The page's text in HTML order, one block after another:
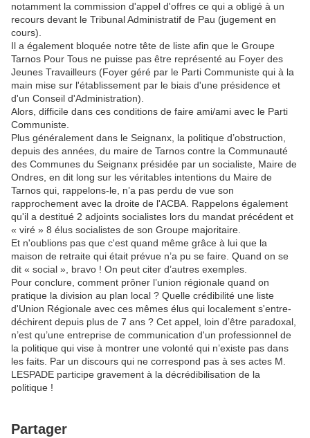
notamment la commission d'appel d'offres ce qui a obligé à un
recours devant le Tribunal Administratif de Pau (jugement en
cours).
Il a également bloquée notre tête de liste afin que le Groupe
Tarnos Pour Tous ne puisse pas être représenté au Foyer des
Jeunes Travailleurs (Foyer géré par le Parti Communiste qui à la
main mise sur l'établissement par le biais d'une présidence et
d'un Conseil d'Administration).
Alors, difficile dans ces conditions de faire ami/ami avec le Parti
Communiste.
Plus généralement dans le Seignanx, la politique d’obstruction,
depuis des années, du maire de Tarnos contre la Communauté
des Communes du Seignanx présidée par un socialiste, Maire de
Ondres, en dit long sur les véritables intentions du Maire de
Tarnos qui, rappelons-le, n’a pas perdu de vue son
rapprochement avec la droite de l'ACBA. Rappelons également
qu'il a destitué 2 adjoints socialistes lors du mandat précédent et
« viré » 8 élus socialistes de son Groupe majoritaire.
Et n'oublions pas que c'est quand même grâce à lui que la
maison de retraite qui était prévue n’a pu se faire. Quand on se
dit « social », bravo ! On peut citer d’autres exemples.
Pour conclure, comment prôner l’union régionale quand on
pratique la division au plan local ? Quelle crédibilité une liste
d'Union Régionale avec ces mêmes élus qui localement s'entre-
déchirent depuis plus de 7 ans ? Cet appel, loin d’être paradoxal,
n’est qu’une entreprise de communication d'un professionnel de
la politique qui vise à montrer une volonté qui n’existe pas dans
les faits. Par un discours qui ne correspond pas à ses actes M.
LESPADE participe gravement à la décrédibilisation de la
politique !
Partager